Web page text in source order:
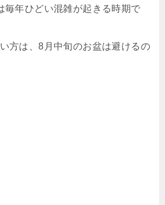
毎年ひどい混雑が起きる時期で
方は、8月中旬のお盆は避けるの